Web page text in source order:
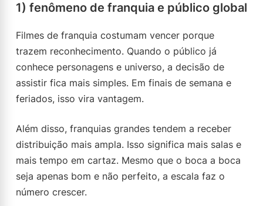
1) fenômeno de franquia e público global
Filmes de franquia costumam vencer porque
trazem reconhecimento. Quando o público já
conhece personagens e universo, a decisão de
assistir fica mais simples. Em finais de semana e
feriados, isso vira vantagem.
Além disso, franquias grandes tendem a receber
distribuição mais ampla. Isso significa mais salas e
mais tempo em cartaz. Mesmo que o boca a boca
seja apenas bom e não perfeito, a escala faz o
número crescer.